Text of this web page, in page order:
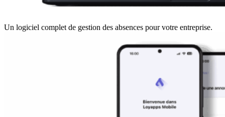
Un logiciel complet de gestion des absences pour votre entreprise.